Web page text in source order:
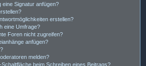
eine Signatur anfügen?
erstellen?
eine Umfrage?
Foren nicht zugreifen?
anfügen?
melden?
beim Schreiben eines Beitrags?